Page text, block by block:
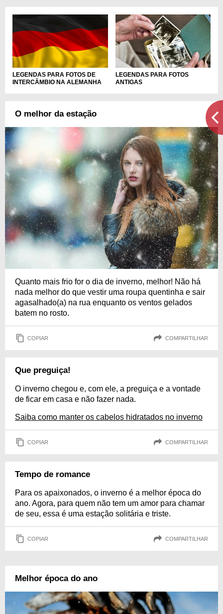
LEGENDAS PARA FOTOS DE
INTERCÂMBIO NA ALEMANHA
LEGENDAS PARA FOTOS
ANTIGAS
O melhor da estação
Quanto mais frio for o dia de inverno, melhor! Não há
nada melhor do que vestir uma roupa quentinha e sair
agasalhado(a) na rua enquanto os ventos gelados
batem no rosto.
COPIAR COMPARTILHAR
Que preguiça!
O inverno chegou e, com ele, a preguiça e a vontade
de ficar em casa e não fazer nada.
Saiba como manter os cabelos hidratados no inverno
COPIAR COMPARTILHAR
Tempo de romance
Para os apaixonados, o inverno é a melhor época do
ano. Agora, para quem não tem um amor para chamar
de seu, essa é uma estação solitária e triste.
COPIAR COMPARTILHAR
Melhor época do ano